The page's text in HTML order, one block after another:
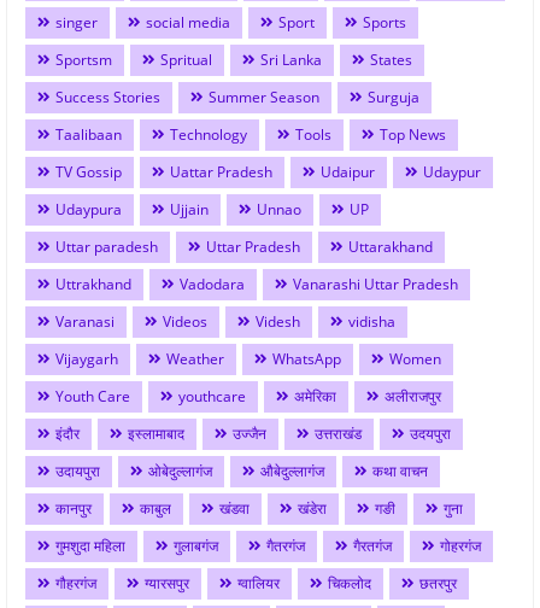
singer
social media Sport
Sports
Sportsm
Spritual Sri Lanka
States
Success Stories
Summer Season
Surguja
Taalibaan
Technology Tools
Top News
TV Gossip
Uattar Pradesh Udaipur
Udaypur
Udaypura
Ujjain Unnao
UP
Uttar paradesh
Uttar Pradesh
Uttarakhand
Uttrakhand
Vadodara
Vanarashi Uttar Pradesh
Varanasi
Videos Videsh
vidisha
Vijaygarh
Weather WhatsApp
Women
Youth Care
youthcare अमेरिका
अलीराजपुर
इंदौर
इस्लामाबाद उज्जैन उत्तराखंड
उदयपुरा
उदायपुरा
ओबेदुल्लागंज औबेदुल्लागंज
कथा वाचन
कानपुर
काबुल खंडवा खंडेरा गङी
गुना
गुमशुदा महिला
गुलाबगंज गैतरगंज गैरतगंज
गोहरगंज
गौहरगंज
ग्यारसपुर ग्वालियर चिकलोद
छतरपुर